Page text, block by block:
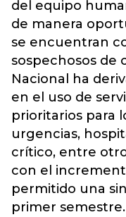
del equipo
de manera
se encuentran
sospechosos de
Nacional ha
en el uso de
prioritarios para
urgencias,
crítico, entre
con el
permitido una
primer